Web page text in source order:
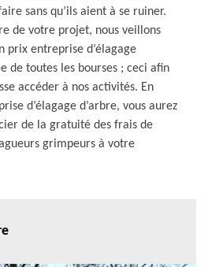
sans qu’ils aient à se ruiner.
de votre projet, nous veillons
prix entreprise d’élagage
de toutes les bourses ; ceci afin
accéder à nos activités. En
d’élagage d’arbre, vous aurez
de la gratuité des frais de
grimpeurs à votre